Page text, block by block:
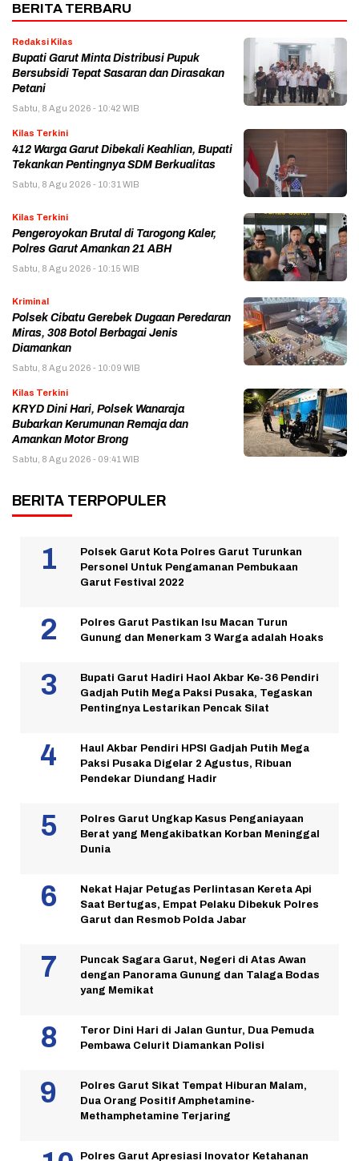
BERITA TERBARU
Redaksi Kilas
Bupati Garut Minta Distribusi Pupuk
Bersubsidi Tepat Sasaran dan Dirasakan
Petani
Sabtu, 8 Agu 2026 - 10:42 WIB
Kilas Terkini
412 Warga Garut Dibekali Keahlian, Bupati
Tekankan Pentingnya SDM Berkualitas
Sabtu, 8 Agu 2026 - 10:31 WIB
Kilas Terkini
Pengeroyokan Brutal di Tarogong Kaler,
Polres Garut Amankan 21 ABH
Sabtu, 8 Agu 2026 - 10:15 WIB
Kriminal
Polsek Cibatu Gerebek Dugaan Peredaran
Miras, 308 Botol Berbagai Jenis
Diamankan
Sabtu, 8 Agu 2026 - 10:09 WIB
Kilas Terkini
KRYD Dini Hari, Polsek Wanaraja
Bubarkan Kerumunan Remaja dan
Amankan Motor Brong
Sabtu, 8 Agu 2026 - 09:41 WIB
BERITA TERPOPULER
Polsek Garut Kota Polres Garut Turunkan
Personel Untuk Pengamanan Pembukaan
Garut Festival 2022
Polres Garut Pastikan Isu Macan Turun
Gunung dan Menerkam 3 Warga adalah Hoaks
Bupati Garut Hadiri Haol Akbar Ke-36 Pendiri
Gadjah Putih Mega Paksi Pusaka, Tegaskan
Pentingnya Lestarikan Pencak Silat
Haul Akbar Pendiri HPSI Gadjah Putih Mega
Paksi Pusaka Digelar 2 Agustus, Ribuan
Pendekar Diundang Hadir
Polres Garut Ungkap Kasus Penganiayaan
Berat yang Mengakibatkan Korban Meninggal
Dunia
Nekat Hajar Petugas Perlintasan Kereta Api
Saat Bertugas, Empat Pelaku Dibekuk Polres
Garut dan Resmob Polda Jabar
Puncak Sagara Garut, Negeri di Atas Awan
dengan Panorama Gunung dan Talaga Bodas
yang Memikat
Teror Dini Hari di Jalan Guntur, Dua Pemuda
Pembawa Celurit Diamankan Polisi
Polres Garut Sikat Tempat Hiburan Malam,
Dua Orang Positif Amphetamine-
Methamphetamine Terjaring
Polres Garut Apresiasi Inovator Ketahanan